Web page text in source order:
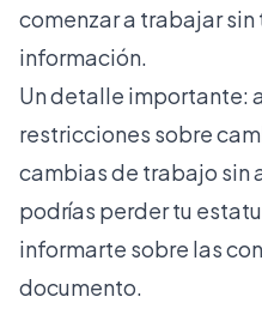
comenzar a trabajar
información.
Un detalle importante:
restricciones sobre
cambias de trabajo sin
podrías perder tu
informarte sobre las
documento.